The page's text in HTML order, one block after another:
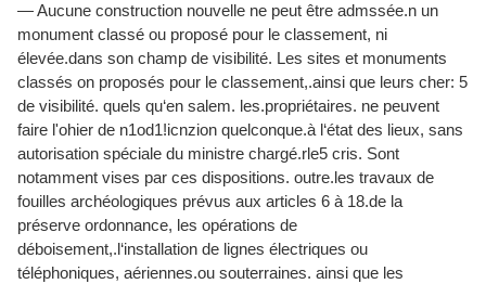
— Aucune construction nouvelle ne peut être admssée.n un
monument classé ou proposé pour le classement, ni
élevée.dans son champ de visibilité. Les sites et monuments
classés on proposés pour le classement,.ainsi que leurs cher: 5
de visibilité. quels qu‘en salem. les.propriétaires. ne peuvent
faire l'ohier de n1od1!icnzion quelconque.à l‘état des lieux, sans
autorisation spéciale du ministre chargé.rle5 cris. Sont
notamment vises par ces dispositions. outre.les travaux de
fouilles archéologiques prévus aux articles 6 à 18.de la
préserve ordonnance, les opérations de
déboisement,.l‘installation de lignes électriques ou
téléphoniques, aériennes.ou souterraines. ainsi que les